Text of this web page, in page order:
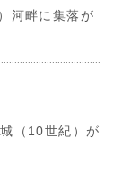
河畔に集落が
（10世紀）が